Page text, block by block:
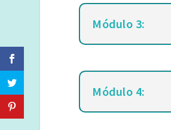
Módulo 3:
Módulo 4: